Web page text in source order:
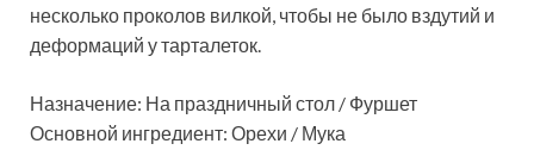
несколько проколов вилкой, чтобы не было вздутий и
деформаций у тарталеток.
Назначение: На праздничный стол / Фуршет
Основной ингредиент: Орехи / Мука